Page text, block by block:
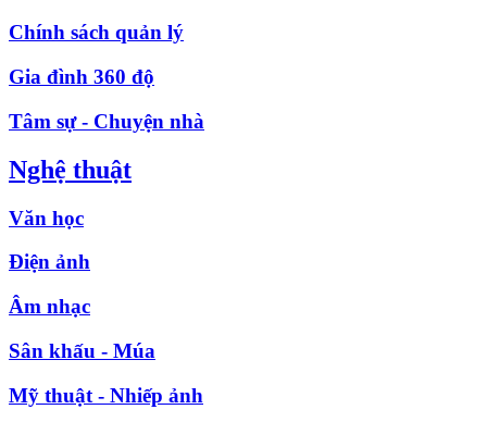
Chính sách quản lý
Gia đình 360 độ
Tâm sự - Chuyện nhà
Nghệ thuật
Văn học
Điện ảnh
Âm nhạc
Sân khấu - Múa
Mỹ thuật - Nhiếp ảnh